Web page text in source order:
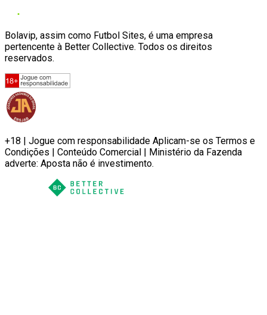
Bolavip, assim como Futbol Sites, é uma empresa
pertencente à Better Collective. Todos os direitos
reservados.
+18 | Jogue com responsabilidade Aplicam-se os Termos e
Condições | Conteúdo Comercial | Ministério da Fazenda
adverte: Aposta não é investimento.